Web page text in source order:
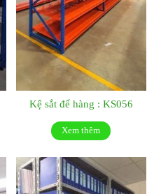
Kệ sắt để hàng : KS056
Xem thêm